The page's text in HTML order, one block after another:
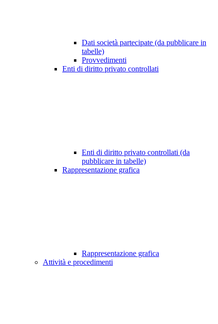
Dati società partecipate (da pubblicare in
tabelle)
Provvedimenti
Enti di diritto privato controllati
Enti di diritto privato controllati (da
pubblicare in tabelle)
Rappresentazione grafica
Rappresentazione grafica
Attività e procedimenti